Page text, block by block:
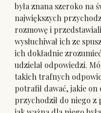
była znana szeroko na
największych
rozmowę i
wysłuchiwał ich ze
ich dokładnie
udzielał odpowiedzi.
takich trafnych
potrafił dawać, jakie on
przychodził do niego z